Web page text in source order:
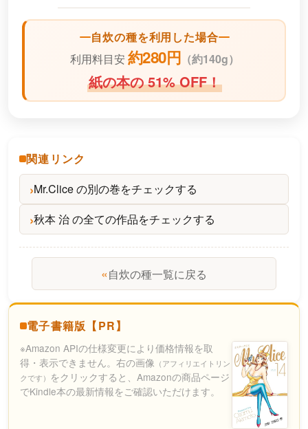
自炊の種を利用した場合
利用料目安 約280円 （約140g）
紙の本の 51% OFF！
関連リンク
Mr.Clice の別の巻をチェックする
秋本 治 の全ての作品をチェックする
«自炊の種一覧に戻る
電子書籍版【PR】
※Amazon APIの仕様変更により価格情報を取
得・表示できません。右の画像 （アフィリエイトリン
クです） をクリックすると、Amazonの商品ページ
でKindle本の最新情報をご確認いただけます。